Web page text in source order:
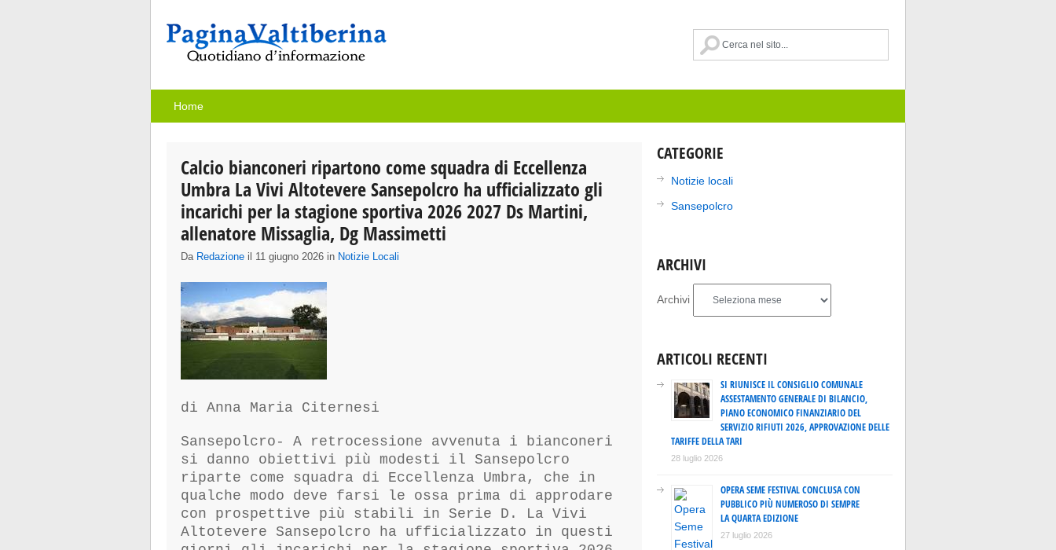
Home
Calcio bianconeri ripartono come squadra di Eccellenza
Umbra La Vivi Altotevere Sansepolcro ha ufficializzato gli
incarichi per la stagione sportiva 2026 2027 Ds Martini,
allenatore Missaglia, Dg Massimetti
Da Redazione il 11 giugno 2026 in Notizie Locali
di Anna Maria Citernesi
Sansepolcro- A retrocessione avvenuta i bianconeri
si danno obiettivi più modesti il Sansepolcro
riparte come squadra di Eccellenza Umbra, che in
qualche modo deve farsi le ossa prima di approdare
con prospettive più stabili in Serie D. La Vivi
Altotevere Sansepolcro ha ufficializzato in questi
CATEGORIE
Notizie locali
Sansepolcro
ARCHIVI
Archivi
ARTICOLI RECENTI
SI RIUNISCE IL CONSIGLIO COMUNALE
ASSESTAMENTO GENERALE DI BILANCIO,
PIANO ECONOMICO FINANZIARIO DEL
SERVIZIO RIFIUTI 2026, APPROVAZIONE DELLE
TARIFFE DELLA TARI
28 luglio 2026
OPERA SEME FESTIVAL CONCLUSA CON
PUBBLICO PIÙ NUMEROSO DI SEMPRE
LA QUARTA EDIZIONE
27 luglio 2026